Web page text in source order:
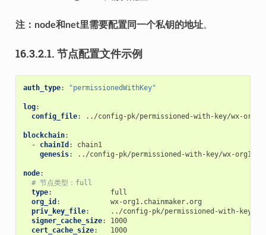
注：node和net里需要配置同一个私钥的地址。
16.3.2.1. 节点配置文件示例
auth_type: "permissionedWithKey"
log:
config_file: ../config-pk/permissioned-with-key/wx-org1/
blockchain:
-
chainId :
chain1
genesis: ../config-pk/permissioned-with-key/wx-org1/
node:
# 节点类型：full
type:
full
org_id :
wx-org1.chainmaker.org
priv_key_file:
../config-pk/permissioned-with-key/
signer_cache_size:
1000
cert_cache_size: 1000